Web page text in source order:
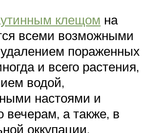
клещом на
всеми возможными
пораженных
и всего растения,
водой,
настоями и
вечерам, а также, в
оккупации,